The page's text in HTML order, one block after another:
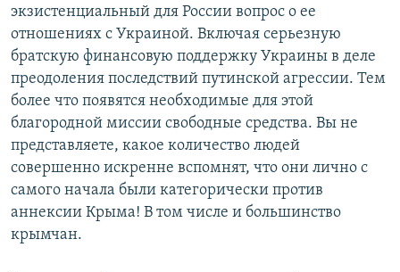
экзистенциальный для России вопрос о ее
отношениях с Украиной. Включая серьезную
братскую финансовую поддержку Украины в деле
преодоления последствий путинской агрессии. Тем
более что появятся необходимые для этой
благородной миссии свободные средства. Вы не
представляете, какое количество людей
совершенно искренне вспомнят, что они лично с
самого начала были категорически против
аннексии Крыма! В том числе и большинство
крымчан.